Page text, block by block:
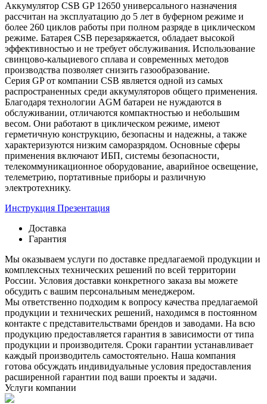
Аккумулятор CSB GP 12650 универсального назначения
рассчитан на эксплуатацию до 5 лет в буферном режиме и
более 260 циклов работы при полном разряде в циклическом
режиме. Батарея CSB перезаряжается, обладает высокой
эффективностью и не требует обслуживания. Использование
свинцово-кальциевого сплава и современных методов
производства позволяет снизить газообразование.
Серия GP от компании CSB является одной из самых
распространенных среди аккумуляторов общего применения.
Благодаря технологии AGM батареи не нуждаются в
обслуживании, отличаются компактностью и небольшим
весом. Они работают в циклическом режиме, имеют
герметичную конструкцию, безопасны и надежны, а также
характеризуются низким саморазрядом. Основные сферы
применения включают ИБП, системы безопасности,
телекоммуникационное оборудование, аварийное освещение,
телеметрию, портативные приборы и различную
электротехнику.
Инструкция Презентация
Доставка
Гарантия
Мы оказываем услуги по доставке предлагаемой продукции и
комплексных технических решений по всей территории
России. Условия доставки конкретного заказа вы можете
обсудить с вашим персональным менеджером.
Мы ответственно подходим к вопросу качества предлагаемой
продукции и технических решений, находимся в постоянном
контакте с представительствами брендов и заводами. На всю
продукцию предоставляется гарантия в зависимости от типа
продукции и производителя. Сроки гарантии устанавливает
каждый производитель самостоятельно. Наша компания
готова обсуждать индивидуальные условия предоставления
расширенной гарантии под ваши проекты и задачи.
Услуги компании